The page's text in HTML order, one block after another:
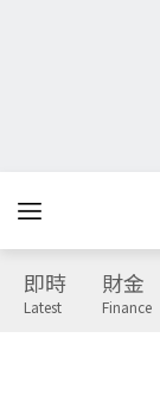
即時
Latest
財金
Finance